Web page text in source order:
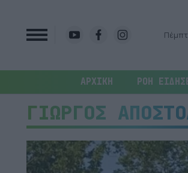
ΑΡΧΙΚΗ ΡΟΗ
ΓΙΩΡΓΟΣ